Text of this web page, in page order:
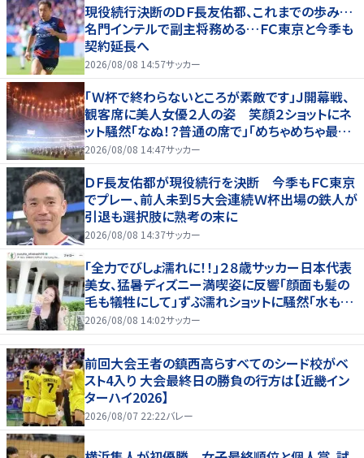
現役続行決断のＤＦ長友佑都、これまでの歩み…
名門インテルで副主将務める…ＦＣ東京と今季も
契約延長へ
2026/08/08 14:57サッカー
「Ｗ杯で終わらないところが素敵です」Ｊ開幕戦、
観客席に美人女優２人の姿 笑顔２ショットにネ
ット騒然「なぬ！？普通の席で」「めちゃめちゃ最上
級に可愛すぎ」
2026/08/08 14:47サッカー
ＤＦ長友佑都が現役続行を決断 今季もＦＣ東京
でプレー、前人未到５大会連続Ｗ杯出場の鉄人が
引退も選択肢に熟考の末に
2026/08/08 14:37サッカー
「全力でびしょ濡れに！！」２８歳サッカー日本代表
美女、猛暑ディズニー満喫姿に反響「顔面も髪の
毛も犠牲にして」ずぶ濡れショットに騒然「水も滴
る」「女優さんかと」
2026/08/08 14:02サッカー
前回大会王者の鎮西高らすべてのシード校がベ
スト4入り 大会最終日の勝負の行方は【近畿イン
ターハイ2026】
2026/08/07 22:22バレー